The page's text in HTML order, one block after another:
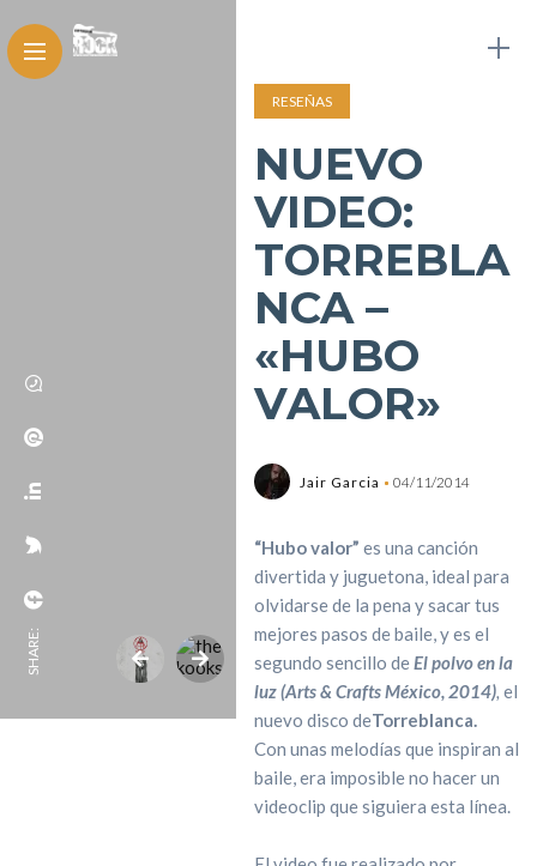
SHARE:
RESEÑAS
NUEVO
VIDEO:
TORREBLA
NCA –
«HUBO
VALOR»
Jair Garcia 04/11/2014
“Hubo valor” es una canción
divertida y juguetona, ideal para
olvidarse de la pena y sacar tus
mejores pasos de baile, y es el
segundo sencillo deEl polvo en la
luz (Arts & Crafts México, 2014), el
nuevo disco deTorreblanca.
Con unas melodías que inspiran al
baile, era imposible no hacer un
videoclip que siguiera esta línea.